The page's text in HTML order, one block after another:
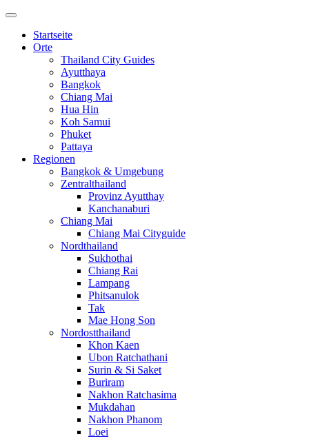
Startseite
Orte
Thailand City Guides
Ayutthaya
Bangkok
Chiang Mai
Hua Hin
Koh Samui
Phuket
Pattaya
Regionen
Bangkok & Umgebung
Zentralthailand
Provinz Ayutthay
Kanchanaburi
Chiang Mai
Chiang Mai Cityguide
Nordthailand
Sukhothai
Chiang Rai
Lampang
Phitsanulok
Tak
Mae Hong Son
Nordostthailand
Khon Kaen
Ubon Ratchathani
Surin & Si Saket
Buriram
Nakhon Ratchasima
Mukdahan
Nakhon Phanom
Loei